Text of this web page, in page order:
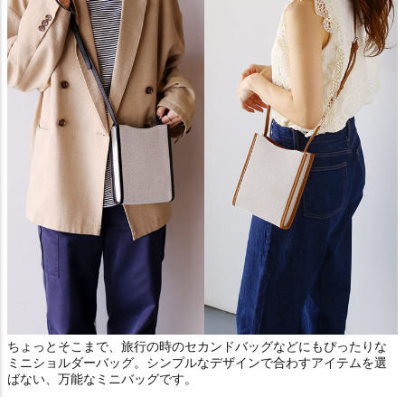
ちょっとそこまで、旅行の時のセカンドバッグなどにもぴったりな
ミニショルダーバッグ。シンプルなデザインで合わすアイテムを選
ばない、万能なミニバッグです。